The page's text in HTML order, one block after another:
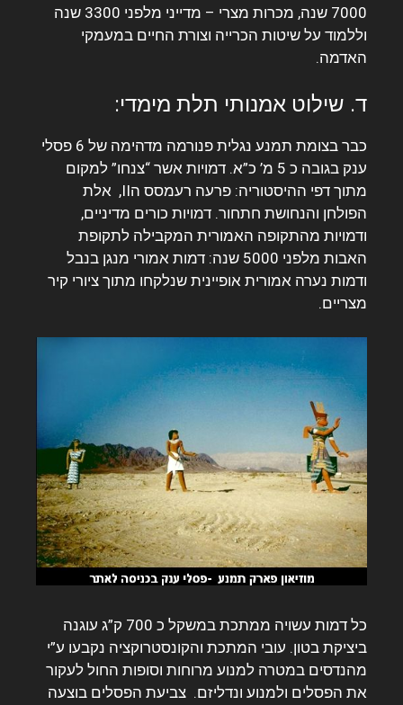
7000 שנה, מכרות מצרי – מדייני מלפני 3300 שנה
וללמוד על שיטות הכרייה וצורת החיים במעמקי
האדמה.
ד. שילוט אמנותי תלת מימדי:
כבר בצומת תמנע נגלית פנורמה מדהימה של 6 פסלי
ענק בגובה כ 5 מ’ כ”א. דמויות אשר “צנחו” למקום
מתוך דפי ההיסטוריה: פרעה רעמסס הII, אלת
הפולחן והנחושת חתחור. דמויות כורים מדיניים,
ודמויות מהתקופה האמורית המקבילה לתקופת
האבות מלפני 5000 שנה: דמות אמורי מנגן בנבל
ודמות נערה אמורית אופיינית שנלקחו מתוך ציורי קיר
מצריים.
כל דמות עשויה ממתכת במשקל כ 700 ק”ג עוגנה
ביציקת בטון. עובי המתכת והקונסטרוקציה נקבעו ע”י
מהנדסים במטרה למנוע מרוחות וסופות החול לעקור
את הפסלים ולמנוע ונדליזם. צביעת הפסלים בוצעה